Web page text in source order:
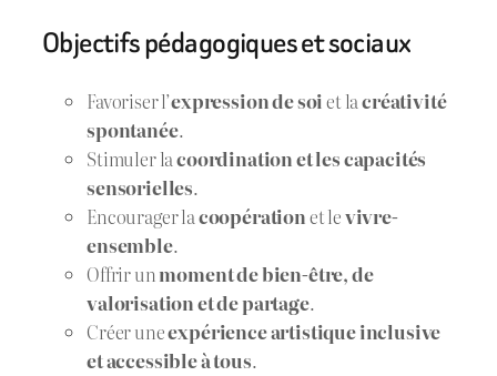
Objectifs pédagogiques et sociaux
Favoriser l’expression de soiet lacréativité
spontanée.
Stimuler lacoordination et les capacités
sensorielles.
Encourager lacoopérationet levivre-
ensemble.
Offrir unmoment de bien-être, de
valorisation et de partage.
Créer uneexpérience artistique inclusive
et accessible à tous.